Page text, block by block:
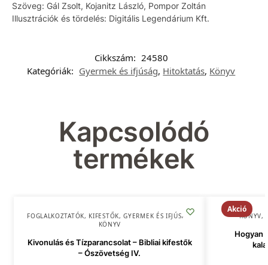
Szöveg: Gál Zsolt, Kojanitz László, Pompor Zoltán
Illusztrációk és tördelés: Digitális Legendárium Kft.
Cikkszám: 24580
Kategóriák: Gyermek és ifjúság, Hitoktatás, Könyv
Kapcsolódó
termékek
FOGLALKOZTATÓK, KIFESTŐK,GYERMEK ÉS IFJÚSÁG,
KÖNYV
Kivonulás és Tízparancsolat – Bibliai kifestők
– Ószövetség IV.
Akció
KÖNYV,
Hogyan